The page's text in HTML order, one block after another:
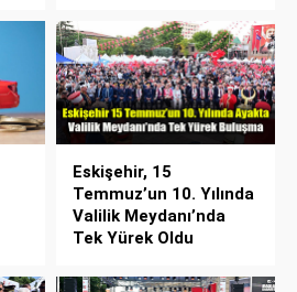
Eskişehir, 15
Temmuz’un 10. Yılında
Valilik Meydanı’nda
Tek Yürek Oldu